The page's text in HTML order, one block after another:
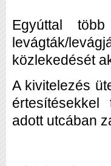
Egyúttal
levágták/
közlekedését
A kivitelezés
értesítésekkel
adott utcában